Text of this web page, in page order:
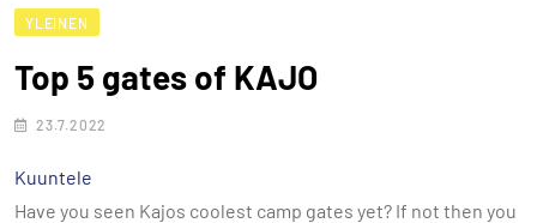
YLEINEN
Top 5 gates of KAJO
23.7.2022
Kuuntele
Have you seen Kajos coolest camp gates yet? If not then you